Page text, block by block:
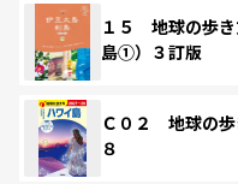
１５ 地球の歩
島①）３訂版
Ｃ０２ 地球の
８